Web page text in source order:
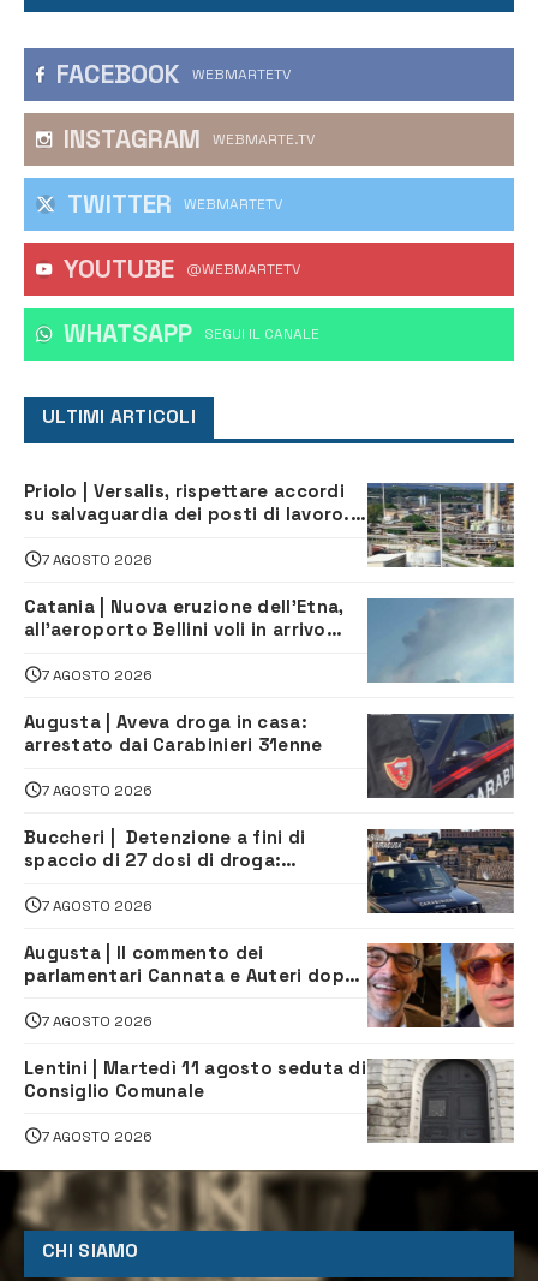
FACEBOOK WEBMARTETV
INSTAGRAM WEBMARTE.TV
TWITTER WEBMARTETV
YOUTUBE @WEBMARTETV
WHATSAPP ‎SEGUI IL CANALE
ULTIMI ARTICOLI
Priolo | Versalis, rispettare accordi
su salvaguardia dei posti di lavoro. Il
7 AGOSTO 2026
Catania | Nuova eruzione dell’Etna,
all’aeroporto Bellini voli in arrivo
7 AGOSTO 2026
Augusta | Aveva droga in casa:
arrestato dai Carabinieri 31enne
7 AGOSTO 2026
Buccheri | Detenzione a fini di
spaccio di 27 dosi di droga:
7 AGOSTO 2026
Augusta | Il commento dei
parlamentari Cannata e Auteri dopo
depuratore
7 AGOSTO 2026
Lentini | Martedì 11 agosto seduta di
Consiglio Comunale
7 AGOSTO 2026
CHI SIAMO